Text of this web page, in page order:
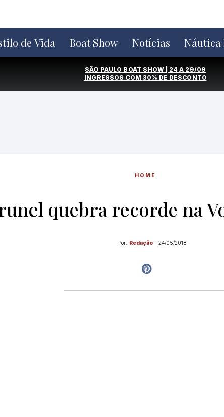
de Vida Boat Show Notícias Náutica
SÃO PAULO BOAT SHOW | 24 A 29/09
INGRESSOS COM 30% DE DESCONTO
HOME
quebra recorde na
Por: Redação - 24/05/2018